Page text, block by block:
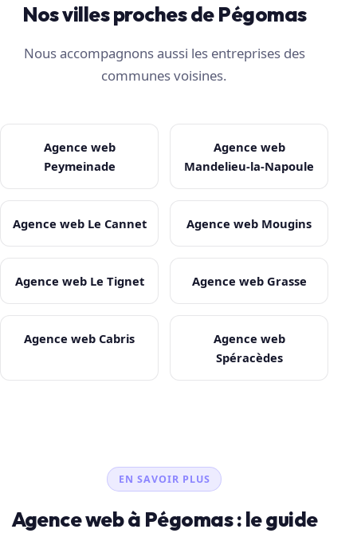
Nos villes proches de Pégomas
Nous accompagnons aussi les entreprises des
communes voisines.
Agence web
Peymeinade
Agence web
Mandelieu-la-Napoule
Agence web Le Cannet Agence web Mougins
Agence web Le Tignet Agence web Grasse
Agence web Cabris
Agence web
Spéracèdes
EN SAVOIR PLUS
Agence web à Pégomas : le guide